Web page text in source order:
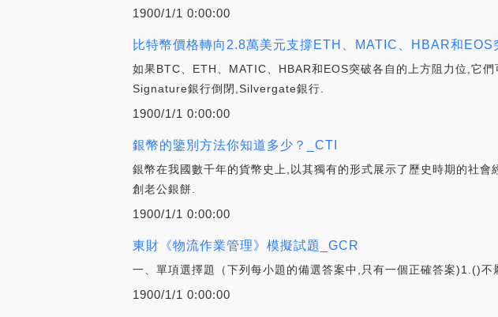
1900/1/1 0:00:00
比特幣價格轉向2.8萬美元支撐ETH、MATIC、HBAR和EOS
如果BTC、ETH、MATIC、HBAR和EOS突破各自的上方阻力位,它
Signature銀行倒閉,Silvergate銀行.
1900/1/1 0:00:00
銀幣的鑒別方法你知道多少？_CTI
銀幣在我國數千年的貨幣史上,以其獨有的形式展示了歷史時期的社
創老公銀餅.
1900/1/1 0:00:00
東財《物流作業管理》模擬試題_GCR
一、單項選擇題（下列每小題的備選答案中,只有一個正確答案)1.()不
1900/1/1 0:00:00